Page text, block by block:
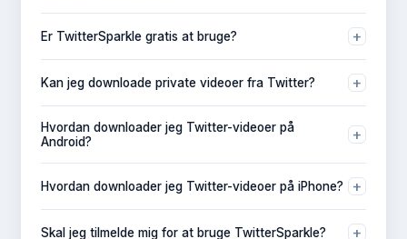
videoer og GIF'er fra Twitter/X. Ingen konto eller
appinstallation kræves.
Er TwitterSparkle gratis at bruge? +
ubegrænsede downloads uden omkostninger.
Kan jeg downloade private videoer fra Twitter? +
Tweets. Indhold fra private konti er ikke tilgængeligt.
Hvordan downloader jeg Twitter-videoer på
Android?
+
det i TwitterSparkle, og tryk på Download.
Hvordan downloader jeg Twitter-videoer på iPhone? +
Skal jeg tilmelde mig for at bruge TwitterSparkle? +